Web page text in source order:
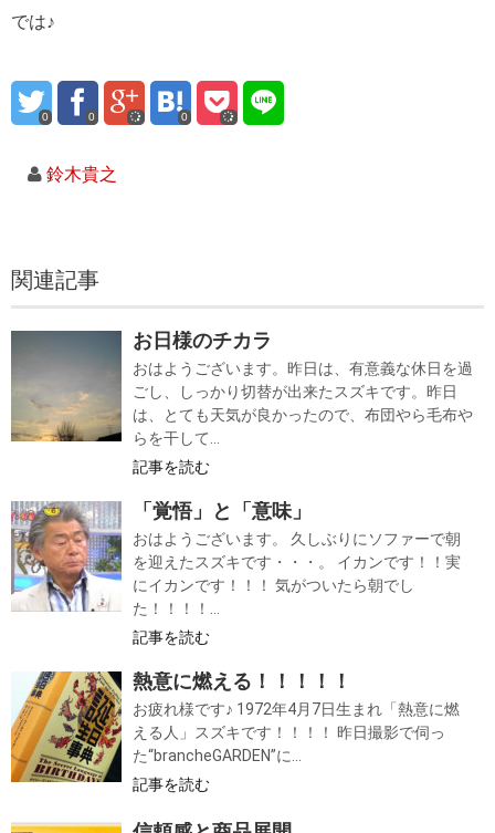
では♪
0 0 0
鈴木貴之
関連記事
お日様のチカラ
おはようございます。昨日は、有意義な休日を過
ごし、しっかり切替が出来たスズキです。昨日
は、とても天気が良かったので、布団やら毛布や
らを干して...
記事を読む
「覚悟」と「意味」
おはようございます。 久しぶりにソファーで朝
を迎えたスズキです・・・。 イカンです！！実
にイカンです！！！ 気がついたら朝でし
た！！！！...
記事を読む
熱意に燃える！！！！！
お疲れ様です♪ 1972年4月7日生まれ「熱意に燃
える人」スズキです！！！！ 昨日撮影で伺っ
た“brancheGARDEN”に...
記事を読む